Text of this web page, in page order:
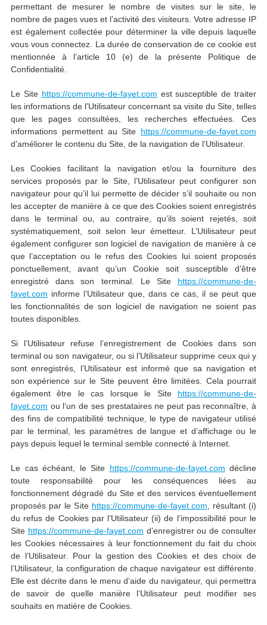
permettant de mesurer le nombre de visites sur le site, le
nombre de pages vues et l’activité des visiteurs. Votre adresse IP
est également collectée pour déterminer la ville depuis laquelle
vous vous connectez. La durée de conservation de ce cookie est
mentionnée à l’article 10 (e) de la présente Politique de
Confidentialité.
Le Site https://commune-de-fayet.com est susceptible de traiter
les informations de l’Utilisateur concernant sa visite du Site, telles
que les pages consultées, les recherches effectuées. Ces
informations permettent au Site https://commune-de-fayet.com
d’améliorer le contenu du Site, de la navigation de l’Utilisateur.
Les Cookies facilitant la navigation et/ou la fourniture des
services proposés par le Site, l’Utilisateur peut configurer son
navigateur pour qu’il lui permette de décider s’il souhaite ou non
les accepter de manière à ce que des Cookies soient enregistrés
dans le terminal ou, au contraire, qu’ils soient rejetés, soit
systématiquement, soit selon leur émetteur. L’Utilisateur peut
également configurer son logiciel de navigation de manière à ce
que l’acceptation ou le refus des Cookies lui soient proposés
ponctuellement, avant qu’un Cookie soit susceptible d’être
enregistré dans son terminal. Le Site https://commune-de-
fayet.com informe l’Utilisateur que, dans ce cas, il se peut que
les fonctionnalités de son logiciel de navigation ne soient pas
toutes disponibles.
Si l’Utilisateur refuse l’enregistrement de Cookies dans son
terminal ou son navigateur, ou si l’Utilisateur supprime ceux qui y
sont enregistrés, l’Utilisateur est informé que sa navigation et
son expérience sur le Site peuvent être limitées. Cela pourrait
également être le cas lorsque le Site https://commune-de-
fayet.com ou l’un de ses prestataires ne peut pas reconnaître, à
des fins de compatibilité technique, le type de navigateur utilisé
par le terminal, les paramètres de langue et d’affichage ou le
pays depuis lequel le terminal semble connecté à Internet.
Le cas échéant, le Site https://commune-de-fayet.com décline
toute responsabilité pour les conséquences liées au
fonctionnement dégradé du Site et des services éventuellement
proposés par le Site https://commune-de-fayet.com , résultant (i)
du refus de Cookies par l’Utilisateur (ii) de l’impossibilité pour le
Site https://commune-de-fayet.com d’enregistrer ou de consulter
les Cookies nécessaires à leur fonctionnement du fait du choix
de l’Utilisateur. Pour la gestion des Cookies et des choix de
l’Utilisateur, la configuration de chaque navigateur est différente.
Elle est décrite dans le menu d’aide du navigateur, qui permettra
de savoir de quelle manière l’Utilisateur peut modifier ses
souhaits en matière de Cookies.